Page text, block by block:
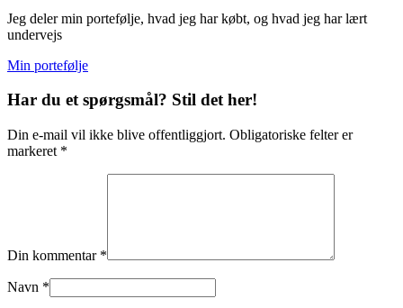
Jeg deler min portefølje, hvad jeg har købt, og hvad jeg har lært
undervejs
Min portefølje
Har du et spørgsmål? Stil det her!
Din e-mail vil ikke blive offentliggjort. Obligatoriske felter er
markeret *
Din kommentar *
Navn *